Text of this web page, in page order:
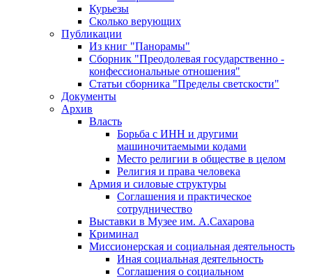
Курьезы
Сколько верующих
Публикации
Из книг "Панорамы"
Сборник "Преодолевая государственно -
конфессиональные отношения"
Статьи сборника "Пределы светскости"
Документы
Архив
Власть
Борьба с ИНН и другими
машиночитаемыми кодами
Место религии в обществе в целом
Религия и права человека
Армия и силовые структуры
Соглашения и практическое
сотрудничество
Выставки в Музее им. А.Сахарова
Криминал
Миссионерская и социальная деятельность
Иная социальная деятельность
Соглашения о социальном